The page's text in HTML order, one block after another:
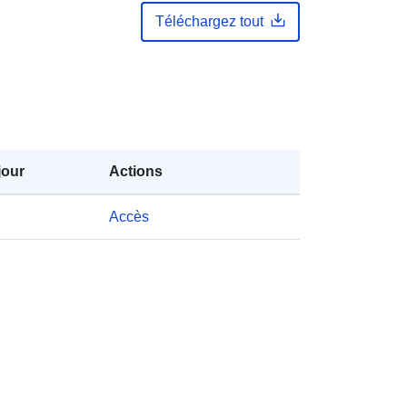
Téléchargez tout
Actions
Accès
[ 2.54, 50.85 ] ]